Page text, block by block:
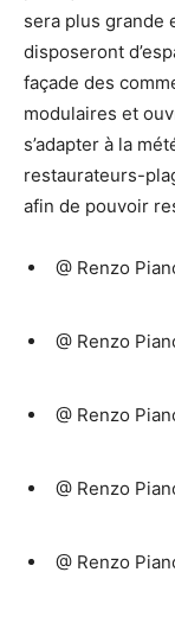
sera plus grande
disposeront
façade des
modulaires et
s’adapter à la
restaurateurs-
afin de pouvoir
@ Renzo
@ Renzo
@ Renzo
@ Renzo
@ Renzo